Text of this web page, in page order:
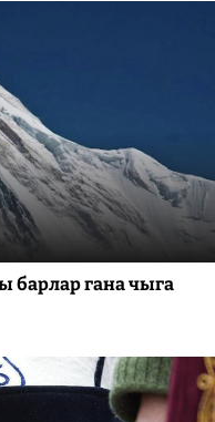
барлар гана чыга